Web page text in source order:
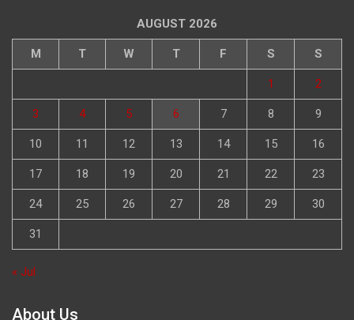
AUGUST 2026
M T W T F S S
1 2
3 4 5 6 7 8 9
10 11 12 13 14 15 16
17 18 19 20 21 22 23
24 25 26 27 28 29 30
31
« Jul
About Us